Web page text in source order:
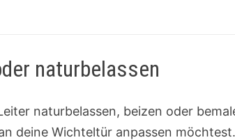
naturbelassen
naturbelassen, beizen oder
deine Wichteltür anpassen